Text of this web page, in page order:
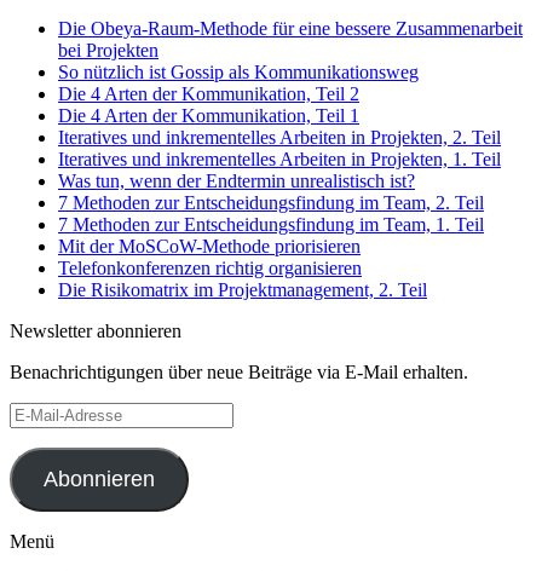
Die Obeya-Raum-Methode für eine bessere Zusammenarbeit
bei Projekten
So nützlich ist Gossip als Kommunikationsweg
Die 4 Arten der Kommunikation, Teil 2
Die 4 Arten der Kommunikation, Teil 1
Iteratives und inkrementelles Arbeiten in Projekten, 2. Teil
Iteratives und inkrementelles Arbeiten in Projekten, 1. Teil
Was tun, wenn der Endtermin unrealistisch ist?
7 Methoden zur Entscheidungsfindung im Team, 2. Teil
7 Methoden zur Entscheidungsfindung im Team, 1. Teil
Mit der MoSCoW-Methode priorisieren
Telefonkonferenzen richtig organisieren
Die Risikomatrix im Projektmanagement, 2. Teil
Newsletter abonnieren
Benachrichtigungen über neue Beiträge via E-Mail erhalten.
E-
Mail-
Adresse
Abonnieren
Menü